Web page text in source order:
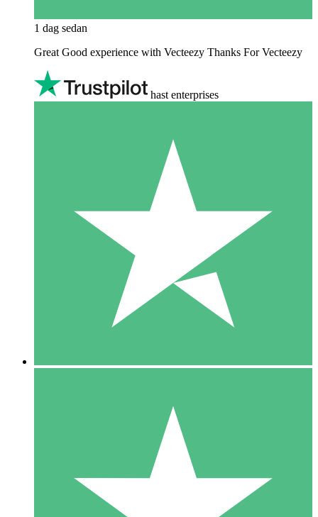
1 dag sedan
Great Good experience with Vecteezy Thanks For Vecteezy
hast enterprises